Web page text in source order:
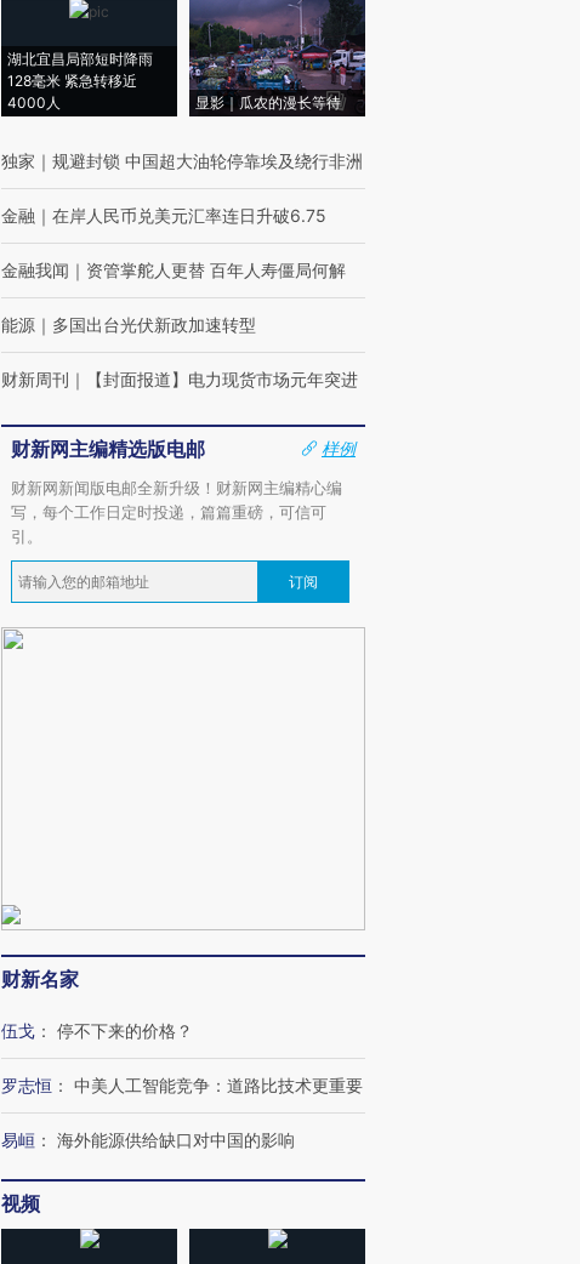
湖北宜昌局部短时降雨
128毫米 紧急转移近
4000人
显影｜瓜农的漫长等待
独家 ｜ 规避封锁 中国超大油轮停靠埃及绕行非洲
金融 ｜ 在岸人民币兑美元汇率连日升破6.75
金融我闻 ｜ 资管掌舵人更替 百年人寿僵局何解
能源 ｜ 多国出台光伏新政加速转型
财新周刊 ｜ 【封面报道】电力现货市场元年突进
财新网主编精选版电邮
样例
财新网新闻版电邮全新升级！财新网主编精心编
写，每个工作日定时投递，篇篇重磅，可信可
引。
订阅
财新名家
伍戈 ： 停不下来的价格？
罗志恒 ： 中美人工智能竞争：道路比技术更重要
易峘 ： 海外能源供给缺口对中国的影响
视频